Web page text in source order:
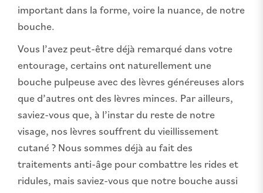
important dans la forme, voire la nuance, de notre
bouche.
Vous l’avez peut-être déjà remarqué dans votre
entourage, certains ont naturellement une
bouche pulpeuse avec des lèvres généreuses alors
que d’autres ont des lèvres minces. Par ailleurs,
saviez-vous que, à l’instar du reste de notre
visage, nos lèvres souffrent du vieillissement
cutané ? Nous sommes déjà au fait des
traitements anti-âge pour combattre les rides et
ridules, mais saviez-vous que notre bouche aussi